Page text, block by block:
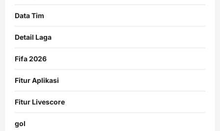
Data Tim
Detail Laga
Fifa 2026
Fitur Aplikasi
Fitur Livescore
gol